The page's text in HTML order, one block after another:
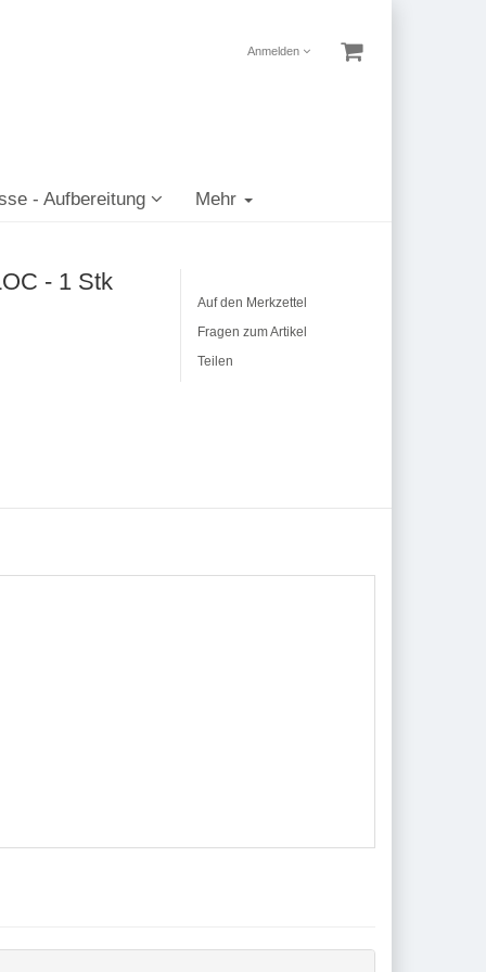
Anmelden
- Aufbereitung Mehr
- 1 Stk
Auf den Merkzettel
Fragen zum Artikel
Teilen